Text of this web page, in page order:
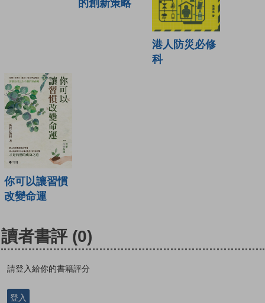
的創新策略
港人防災必修
科
你可以讓習慣
改變命運
讀者書評 (0)
請登入給你的書籍評分
登入